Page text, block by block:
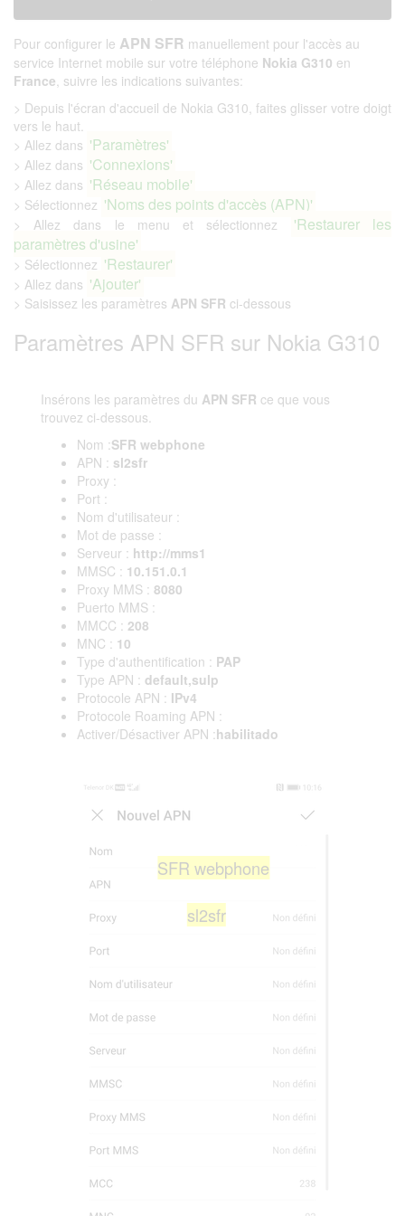
Pour configurer le APN SFR manuellement pour l'accès au
service Internet mobile sur votre téléphone Nokia G310 en
France, suivre les indications suivantes:
> Depuis l'écran d'accueil de Nokia G310, faites glisser votre doigt
vers le haut.
> Allez dans 'Paramètres'
> Allez dans 'Connexions'
> Allez dans 'Réseau mobile'
> Sélectionnez 'Noms des points d'accès (APN)'
> Allez dans le menu et sélectionnez
'Restaurer les
paramètres d'usine'
> Sélectionnez 'Restaurer'
> Allez dans 'Ajouter'
> Saisissez les paramètres APN SFR ci-dessous
Paramètres APN SFR sur Nokia G310
Insérons les paramètres du APN SFR ce que vous
trouvez ci-dessous.
Nom :SFR webphone
APN : sl2sfr
Proxy :
Port :
Nom d'utilisateur :
Mot de passe :
Serveur : http://mms1
MMSC : 10.151.0.1
Proxy MMS : 8080
Puerto MMS :
MMCC : 208
MNC : 10
Type d'authentification : PAP
Type APN : default,sulp
Protocole APN : IPv4
Protocole Roaming APN :
Activer/Désactiver APN :habilitado
sl2sfr
SFR webphone